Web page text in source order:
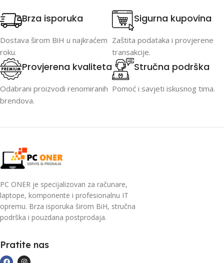
Brza isporuka
Dostava širom BiH u najkraćem
roku.
Sigurna kupovina
Zaštita podataka i provjerene
transakcije.
Provjerena kvaliteta
Odabrani proizvodi renomiranih
brendova.
Stručna podrška
Pomoć i savjeti iskusnog tima.
PC ONER je specijalizovan za računare,
laptope, komponente i profesionalnu IT
opremu. Brza isporuka širom BiH, stručna
podrška i pouzdana postprodaja.
Pratite nas